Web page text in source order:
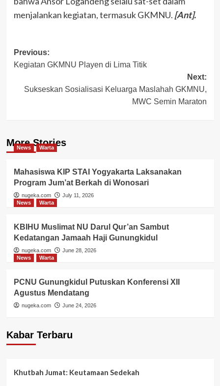
menjalankan kegiatan, termasuk GKMNU. [Ant].
Post
navigation
Previous:
Kegiatan GKMNU Playen di Lima Titik
Next:
Sukseskan Sosialisasi Keluarga Maslahah GKMNU,
MWC Semin Maraton
More Stories
News Warta
Mahasiswa KIP STAI Yogyakarta Laksanakan
Program Jum’at Berkah di Wonosari
nugeka.com
July 11, 2026
News
Warta
KBIHU Muslimat NU Darul Qur’an Sambut
Kedatangan Jamaah Haji Gunungkidul
nugeka.com
June 28, 2026
News
Warta
PCNU Gunungkidul Putuskan Konferensi XII
Agustus Mendatang
nugeka.com June 24, 2026
Kabar Terbaru
Khutbah Jumat: Keutamaan Sedekah